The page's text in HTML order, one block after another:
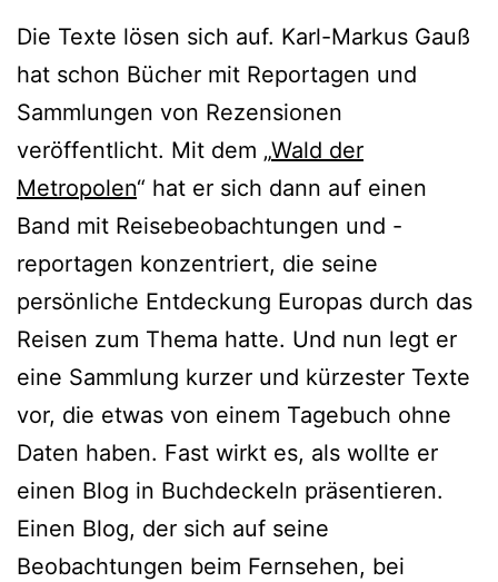
Die Texte lösen sich auf. Karl-Markus Gauß
hat schon Bücher mit Reportagen und
Sammlungen von Rezensionen
veröffentlicht. Mit dem „Wald der
Metropolen“ hat er sich dann auf einen
Band mit Reisebeobachtungen und -
reportagen konzentriert, die seine
persönliche Entdeckung Europas durch das
Reisen zum Thema hatte. Und nun legt er
eine Sammlung kurzer und kürzester Texte
vor, die etwas von einem Tagebuch ohne
Daten haben. Fast wirkt es, als wollte er
einen Blog in Buchdeckeln präsentieren.
Einen Blog, der sich auf seine
Beobachtungen beim Fernsehen, bei